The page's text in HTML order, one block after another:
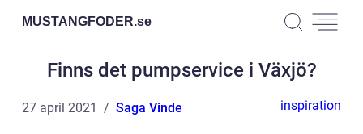
MUSTANGFODER.se
Finns det pumpservice i Växjö?
27 april 2021 Saga Vinde inspiration